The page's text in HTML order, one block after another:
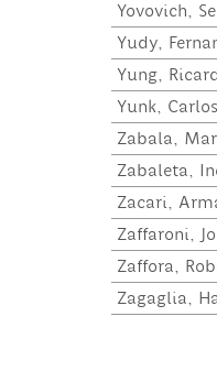
Yovovich,
Yudy,
Yung,
Yunk,
Zabala,
Zabaleta,
Zacari,
Zaffaroni,
Zaffora,
Zagaglia,